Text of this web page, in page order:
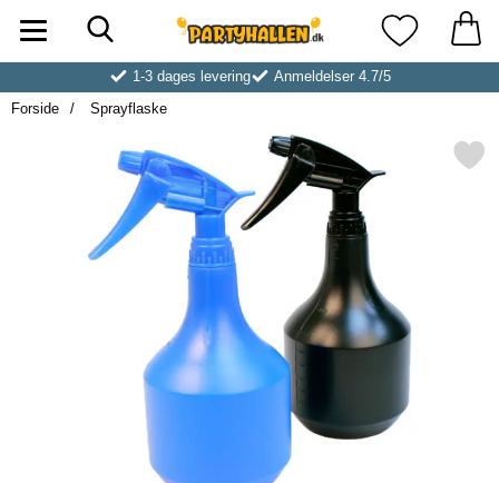
Startside for Partyhallen AB Mine
1-3 dages levering
Anmeldelser 4.7/5
Forside
Sprayflaske
Markér